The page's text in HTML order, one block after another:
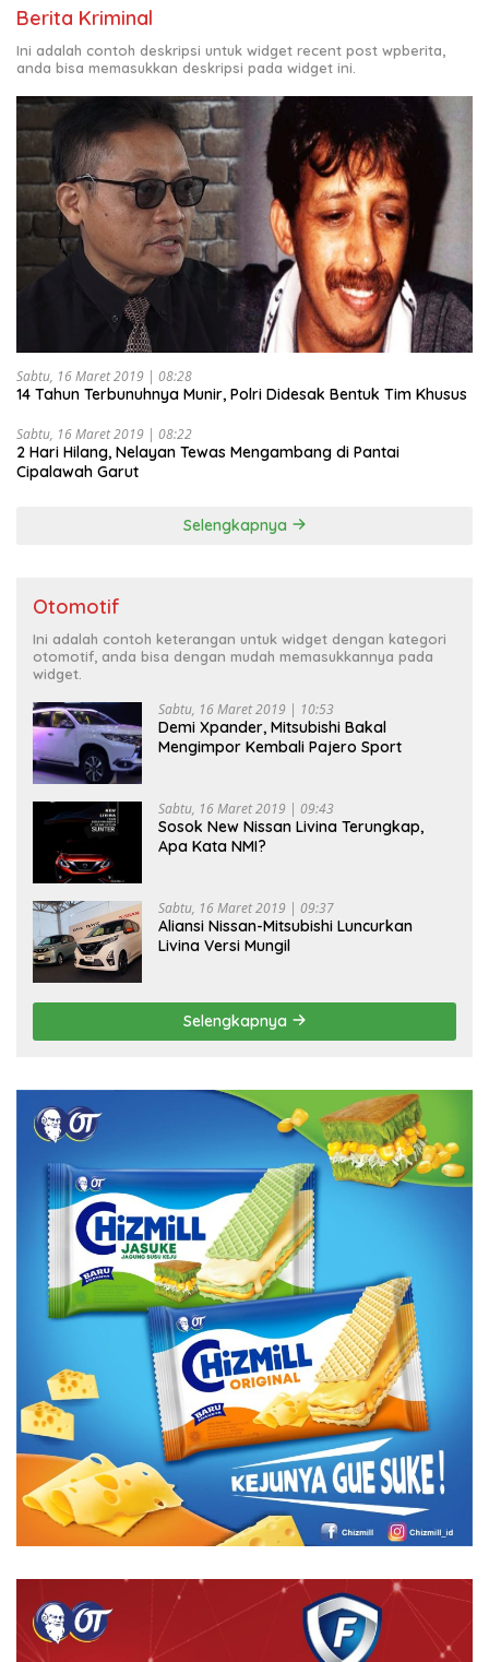
Berita Kriminal
Ini adalah contoh deskripsi untuk widget recent post wpberita,
anda bisa memasukkan deskripsi pada widget ini.
Sabtu, 16 Maret 2019 | 08:28
14 Tahun Terbunuhnya Munir, Polri Didesak Bentuk Tim Khusus
Sabtu, 16 Maret 2019 | 08:22
2 Hari Hilang, Nelayan Tewas Mengambang di Pantai
Cipalawah Garut
Selengkapnya
Otomotif
Ini adalah contoh keterangan untuk widget dengan kategori
otomotif, anda bisa dengan mudah memasukkannya pada
widget.
Sabtu, 16 Maret 2019 | 10:53
Demi Xpander, Mitsubishi Bakal
Mengimpor Kembali Pajero Sport
Sabtu, 16 Maret 2019 | 09:43
Sosok New Nissan Livina Terungkap,
Apa Kata NMI?
Sabtu, 16 Maret 2019 | 09:37
Aliansi Nissan-Mitsubishi Luncurkan
Livina Versi Mungil
Selengkapnya